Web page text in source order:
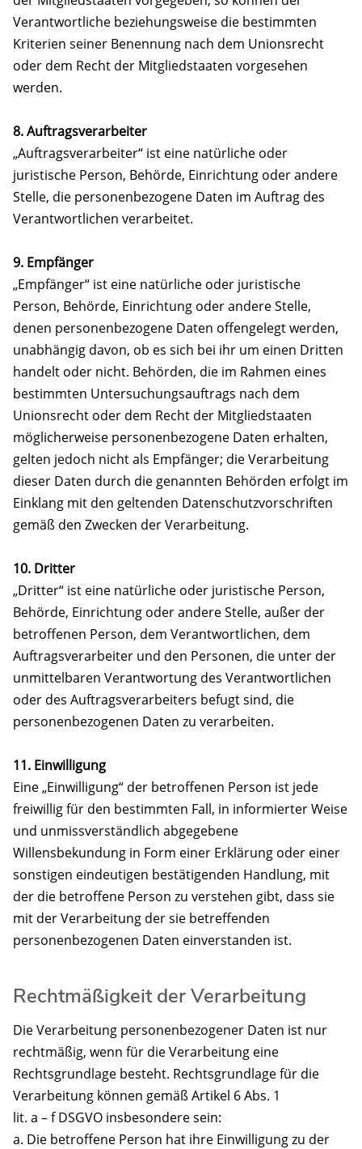
Verantwortliche beziehungsweise die bestimmten
Kriterien seiner Benennung nach dem Unionsrecht
oder dem Recht der Mitgliedstaaten vorgesehen
werden.
8. Auftragsverarbeiter
„Auftragsverarbeiter“ ist eine natürliche oder
juristische Person, Behörde, Einrichtung oder andere
Stelle, die personenbezogene Daten im Auftrag des
Verantwortlichen verarbeitet.
9. Empfänger
„Empfänger“ ist eine natürliche oder juristische
Person, Behörde, Einrichtung oder andere Stelle,
denen personenbezogene Daten offengelegt werden,
unabhängig davon, ob es sich bei ihr um einen Dritten
handelt oder nicht. Behörden, die im Rahmen eines
bestimmten Untersuchungsauftrags nach dem
Unionsrecht oder dem Recht der Mitgliedstaaten
möglicherweise personenbezogene Daten erhalten,
gelten jedoch nicht als Empfänger; die Verarbeitung
dieser Daten durch die genannten Behörden erfolgt im
Einklang mit den geltenden Datenschutzvorschriften
gemäß den Zwecken der Verarbeitung.
10. Dritter
„Dritter“ ist eine natürliche oder juristische Person,
Behörde, Einrichtung oder andere Stelle, außer der
betroffenen Person, dem Verantwortlichen, dem
Auftragsverarbeiter und den Personen, die unter der
unmittelbaren Verantwortung des Verantwortlichen
oder des Auftragsverarbeiters befugt sind, die
personenbezogenen Daten zu verarbeiten.
11. Einwilligung
Eine „Einwilligung“ der betroffenen Person ist jede
freiwillig für den bestimmten Fall, in informierter Weise
und unmissverständlich abgegebene
Willensbekundung in Form einer Erklärung oder einer
sonstigen eindeutigen bestätigenden Handlung, mit
der die betroffene Person zu verstehen gibt, dass sie
mit der Verarbeitung der sie betreffenden
personenbezogenen Daten einverstanden ist.
Rechtmäßigkeit der Verarbeitung
Die Verarbeitung personenbezogener Daten ist nur
rechtmäßig, wenn für die Verarbeitung eine
Rechtsgrundlage besteht. Rechtsgrundlage für die
Verarbeitung können gemäß Artikel 6 Abs. 1
lit. a – f DSGVO insbesondere sein:
a. Die betroffene Person hat ihre Einwilligung zu der